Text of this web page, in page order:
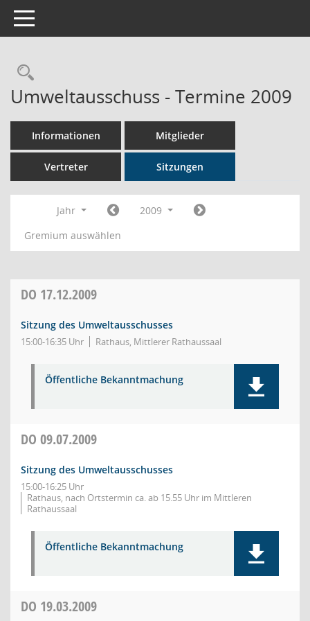
Toggle navigation
Rechercheauswahl
Umweltausschuss - Termine 2009
Informationen Mitglieder
Vertreter Sitzungen
Jahr
2009
Gremium auswählen
DO 17.12.2009
Sitzung des Umweltausschusses
15:00-16:35 Uhr Rathaus, Mittlerer Rathaussaal
Öffentliche Bekanntmachung
DO 09.07.2009
Sitzung des Umweltausschusses
15:00-16:25 Uhr
Rathaus, nach Ortstermin ca. ab 15.55 Uhr im Mittleren
Rathaussaal
Öffentliche Bekanntmachung
DO 19.03.2009